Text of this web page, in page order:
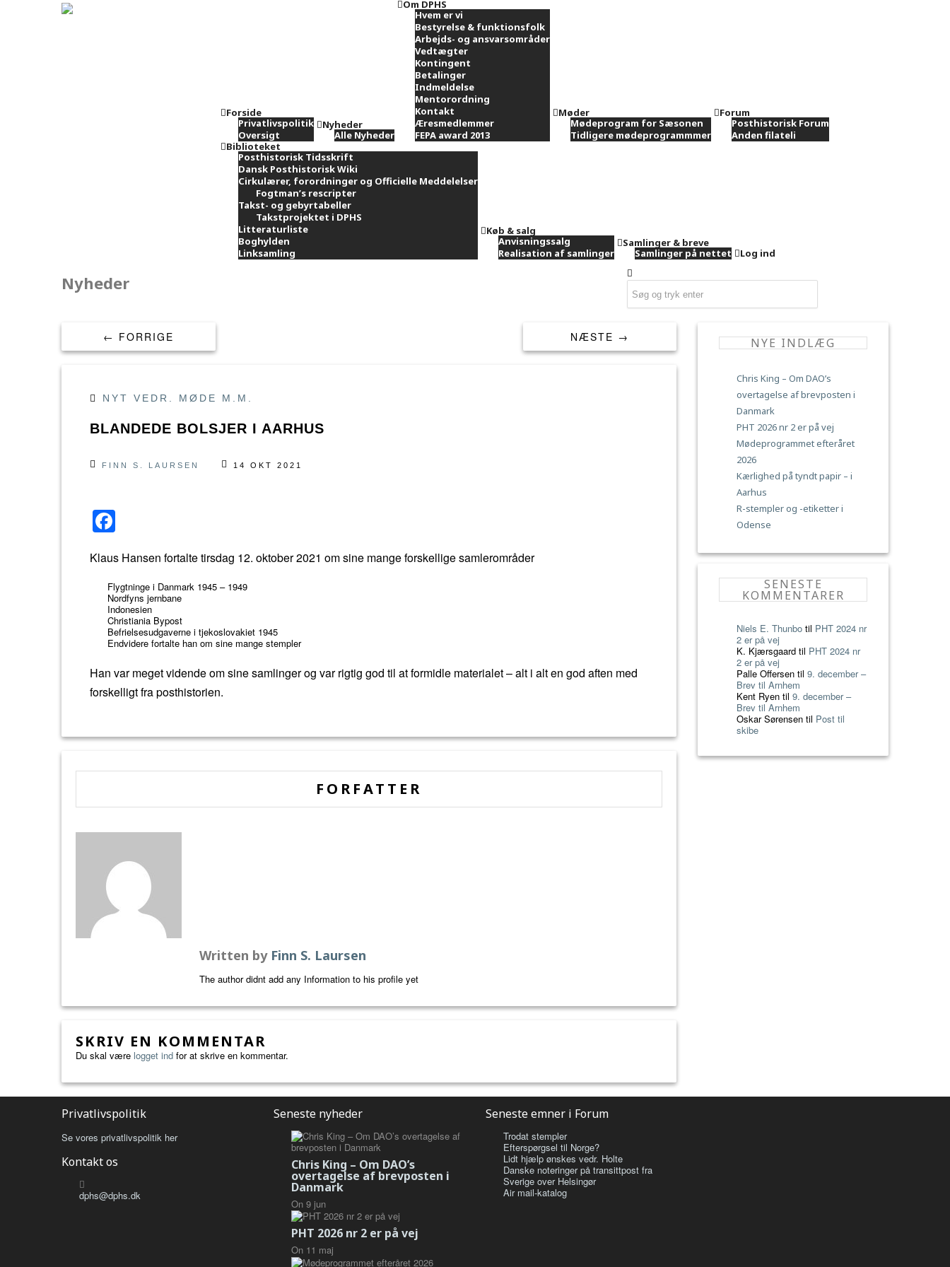
Forside
Privatlivspolitik
Oversigt
Nyheder
Alle Nyheder
Om DPHS
Hvem er vi
Bestyrelse & funktionsfolk
Arbejds- og ansvarsområder
Vedtægter
Kontingent
Betalinger
Indmeldelse
Mentorordning
Kontakt
Æresmedlemmer
FEPA award 2013
Møder
Mødeprogram for Sæsonen
Tidligere mødeprogrammmer
Forum
Posthistorisk Forum
Anden filateli
Biblioteket
Posthistorisk Tidsskrift
Dansk Posthistorisk Wiki
Cirkulærer, forordninger og Officielle Meddelelser
Fogtman’s rescripter
Takst- og gebyrtabeller
Takstprojektet i DPHS
Litteraturliste
Boghylden
Linksamling
Køb & salg
Anvisningssalg
Realisation af samlinger
Samlinger & breve
Samlinger på nettet
Log ind
Nyheder
← FORRIGE NÆSTE →
NYT VEDR. MØDE M.M.
BLANDEDE BOLSJER I AARHUS
FINN S. LAURSEN 14 OKT 2021
c
e
b
o
o
k
Klaus Hansen fortalte tirsdag 12. oktober 2021 om sine mange forskellige samlerområder
Flygtninge i Danmark 1945 – 1949
Nordfyns jernbane
Indonesien
Christiania Bypost
Befrielsesudgaverne i tjekoslovakiet 1945
Endvidere fortalte han om sine mange stempler
Han var meget vidende om sine samlinger og var rigtig god til at formidle materialet – alt i alt en god aften med
forskelligt fra posthistorien.
FORFATTER
Written by Finn S. Laursen
The author didnt add any Information to his profile yet
SKRIV EN KOMMENTAR
Du skal være logget ind for at skrive en kommentar.
NYE INDLÆG
Chris King – Om DAO’s
overtagelse af brevposten i
Danmark
PHT 2026 nr 2 er på vej
Mødeprogrammet efteråret
2026
Kærlighed på tyndt papir – i
Aarhus
R-stempler og -etiketter i
Odense
SENESTE
KOMMENTARER
Niels E. Thunbo til PHT 2024 nr
2 er på vej
K. Kjærsgaard til PHT 2024 nr
2 er på vej
Palle Offersen til 9. december –
Brev til Arnhem
Kent Ryen til 9. december –
Brev til Arnhem
Oskar Sørensen til Post til
skibe
Privatlivspolitik
Se vores privatlivspolitik her
Kontakt os
dphs@dphs.dk
Seneste nyheder
Chris King – Om DAO’s
overtagelse af brevposten i
Danmark
On 9 jun
PHT 2026 nr 2 er på vej
On 11 maj
Seneste emner i Forum
Trodat stempler
Efterspørgsel til Norge?
Lidt hjælp ønskes vedr. Holte
Danske noteringer på transittpost fra
Sverige over Helsingør
Air mail-katalog